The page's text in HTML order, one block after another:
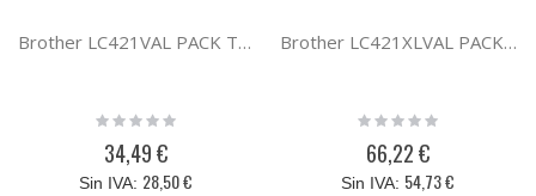
Brother LC421VAL PACK TINTA BCYM LC421VAL
Rating:
34,49 €
28,50 €
Brother LC421XLVAL PACK TINTA XL BCYM LC421XLVAL
Rating:
66,22 €
54,73 €